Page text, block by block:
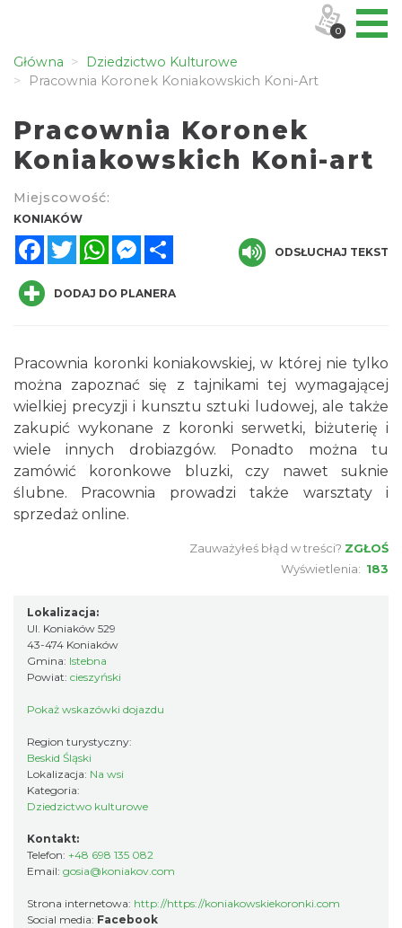
Główna
Dziedzictwo Kulturowe
Pracownia Koronek Koniakowskich Koni-Art
Pracownia Koronek
Koniakowskich Koni-art
Miejscowość:
KONIAKÓW
FacebookTwitterWhatsAppMessenger
ODSŁUCHAJ TEKST
DODAJ DO PLANERA
Pracownia koronki koniakowskiej, w której nie tylko
można zapoznać się z tajnikami tej wymagającej
wielkiej precyzji i kunsztu sztuki ludowej, ale także
zakupić wykonane z koronki serwetki, biżuterię i
wiele innych drobiazgów. Ponadto można tu
zamówić koronkowe bluzki, czy nawet suknie
ślubne. Pracownia prowadzi także warsztaty i
sprzedaż online.
Zauważyłeś błąd w treści? ZGŁOŚ
Wyświetlenia: 183
Lokalizacja:
Ul. Koniaków 529
43-474 Koniaków
Gmina: Istebna
Powiat: cieszyński
Pokaż wskazówki dojazdu
Region turystyczny:
Beskid Śląski
Lokalizacja: Na wsi
Kategoria:
Dziedzictwo kulturowe
Kontakt:
Telefon: +48 698 135 082
Email: gosia@koniakov.com
Strona internetowa: http://https://koniakowskiekoronki.com
Social media: Facebook
0